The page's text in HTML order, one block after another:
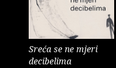
Sreća se ne mjeri
decibelima